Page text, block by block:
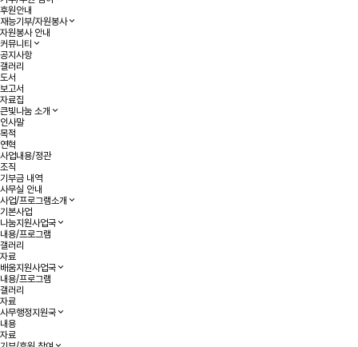
후원안내
재능기부/자원봉사
자원봉사 안내
커뮤니티
공지사항
갤러리
도서
보고서
자료집
큰빛나눔 소개
인사말
목적
연혁
사업내용/정관
조직
기부금 내역
사무실 안내
사업/프로그램소개
기본사업
나눔지원사업국
내용/프로그램
갤러리
자료
배움지원사업국
내용/프로그램
갤러리
자료
사무행정지원국
내용
자료